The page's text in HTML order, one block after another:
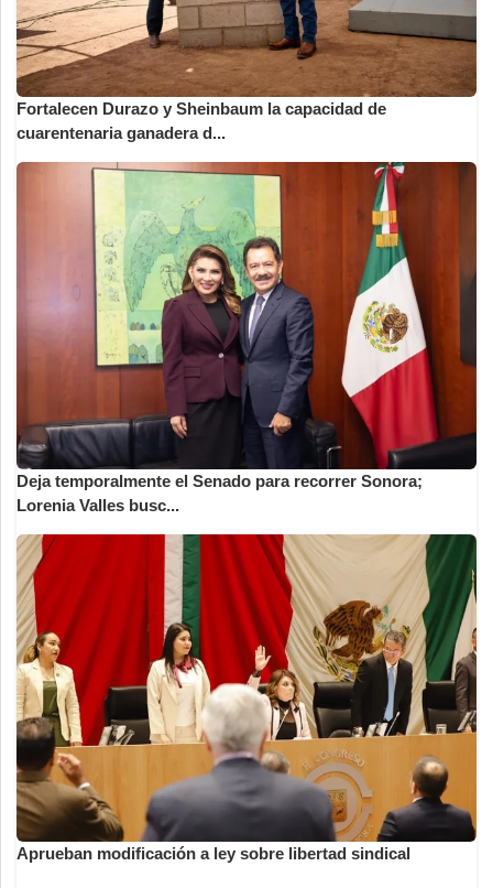
Fortalecen Durazo y Sheinbaum la capacidad de
cuarentenaria ganadera d...
Deja temporalmente el Senado para recorrer Sonora;
Lorenia Valles busc...
Aprueban modificación a ley sobre libertad sindical